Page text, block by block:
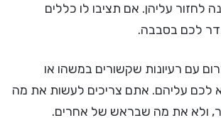
לחזור עליהן. אם תציבו לו כללים
לכם בסבבה.
עם רעיונות שקשורים במשהו או
לכם עליהם. אתם צריכים לעשות את מה
ולא את מה שבראש של אחרים.